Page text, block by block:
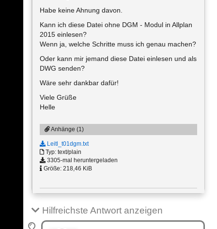
Habe keine Ahnung davon.
Kann ich diese Datei ohne DGM - Modul in Allplan
2015 einlesen?
Wenn ja, welche Schritte muss ich genau machen?
Oder kann mir jemand diese Datei einlesen und als
DWG senden?
Wäre sehr dankbar dafür!
Viele Grüße
Helle
Anhänge (1)
Leitl_t01dgm.txt
Typ: text/plain
3305-mal heruntergeladen
Größe: 218,46 KiB
Hilfreichste Antwort anzeigen